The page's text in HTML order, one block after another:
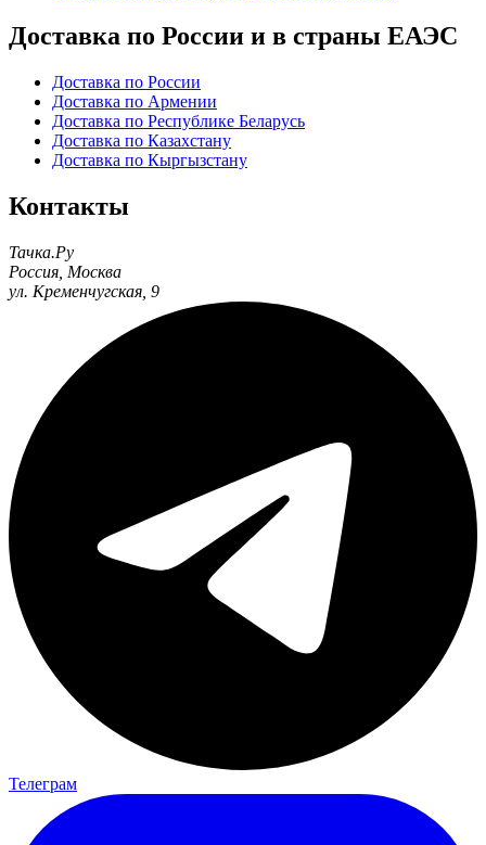
Доставка по России и в страны ЕАЭС
Доставка по России
Доставка по Армении
Доставка по Республике Беларусь
Доставка по Казахстану
Доставка по Кыргызстану
Контакты
Тачка.Ру
Россия Москва
ул. Кременчугская, 9
Телеграм